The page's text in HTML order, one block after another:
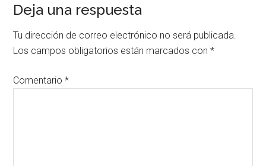
Deja una respuesta
Tu dirección de correo electrónico no será publicada.
Los campos obligatorios están marcados con*
Comentario*